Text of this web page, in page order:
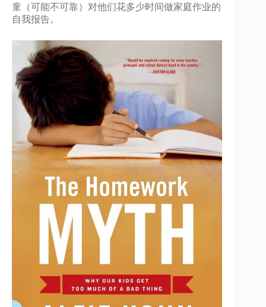
童（可能不可靠）对他们花多少时间做家庭作业的
自我报告。